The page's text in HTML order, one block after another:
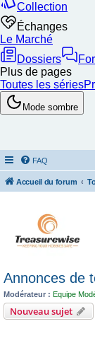
FAQ
Accueil du forum
Annonces de
Modérateur : Equipe
Nouveau sujet